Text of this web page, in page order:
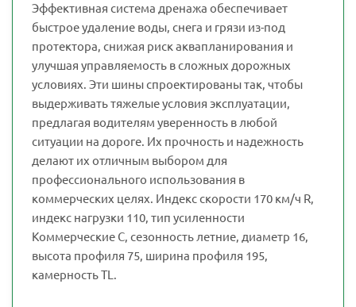
Эффективная система дренажа обеспечивает
быстрое удаление воды, снега и грязи из-под
протектора, снижая риск аквапланирования и
улучшая управляемость в сложных дорожных
условиях. Эти шины спроектированы так, чтобы
выдерживать тяжелые условия эксплуатации,
предлагая водителям уверенность в любой
ситуации на дороге. Их прочность и надежность
делают их отличным выбором для
профессионального использования в
коммерческих целях. Индекс скорости 170 км/ч R,
индекс нагрузки 110, тип усиленности
Коммерческие C, сезонность летние, диаметр 16,
высота профиля 75, ширина профиля 195,
камерность TL.